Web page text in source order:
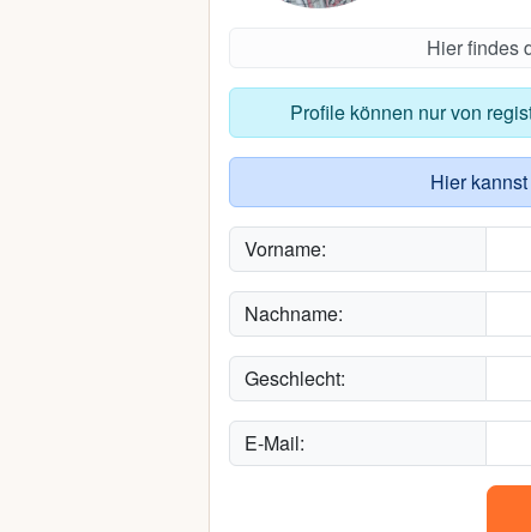
Hier findes
Profile können nur von
Hier
Vorname:
Nachname:
Geschlecht:
E-Mail: